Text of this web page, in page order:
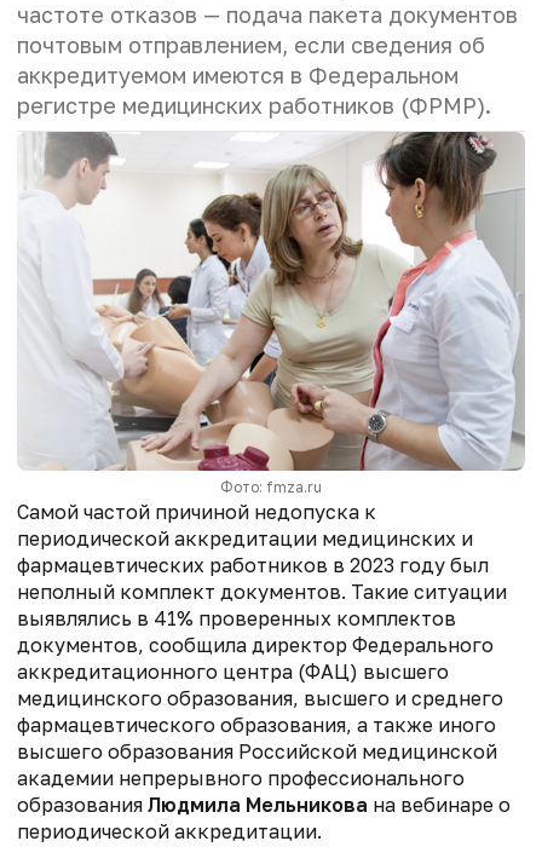
частоте отказов — подача пакета документов
почтовым отправлением, если сведения об
аккредитуемом имеются в Федеральном
регистре медицинских работников (ФРМР).
Фото: fmza.ru
Самой частой причиной недопуска к
периодической аккредитации медицинских и
фармацевтических работников в 2023 году был
неполный комплект документов. Такие ситуации
выявлялись в 41% проверенных комплектов
документов, сообщила директор Федерального
аккредитационного центра (ФАЦ) высшего
медицинского образования, высшего и среднего
фармацевтического образования, а также иного
высшего образования Российской медицинской
академии непрерывного профессионального
образования Людмила Мельникова на вебинаре о
периодической аккредитации.